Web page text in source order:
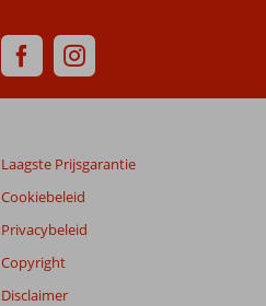
Laagste Prijsgarantie
Cookiebeleid
Privacybeleid
Copyright
Disclaimer